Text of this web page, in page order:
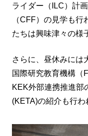
ライダー（ILC）計
（CFF）の見学も
たちは興味津々の様
さらに、昼休みには
国際研究教育機構（
KEK外部連携推進部
(KETA)の紹介も行わ